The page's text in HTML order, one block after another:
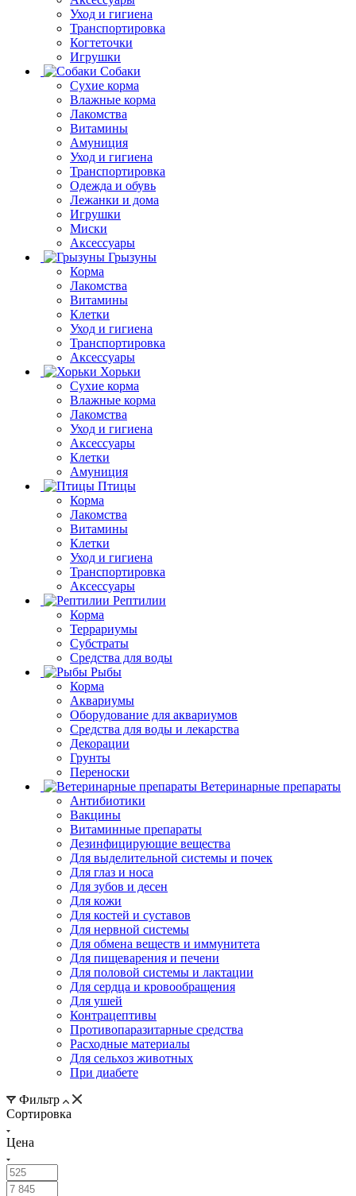
Уход и гигиена
Транспортировка
Когтеточки
Игрушки
Собаки
Сухие корма
Влажные корма
Лакомства
Витамины
Амуниция
Уход и гигиена
Транспортировка
Одежда и обувь
Лежанки и дома
Игрушки
Миски
Аксессуары
Грызуны
Корма
Лакомства
Витамины
Клетки
Уход и гигиена
Транспортировка
Аксессуары
Хорьки
Сухие корма
Влажные корма
Лакомства
Уход и гигиена
Аксессуары
Клетки
Амуниция
Птицы
Корма
Лакомства
Витамины
Клетки
Уход и гигиена
Транспортировка
Аксессуары
Рептилии
Корма
Террариумы
Субстраты
Средства для воды
Рыбы
Корма
Аквариумы
Оборудование для аквариумов
Средства для воды и лекарства
Декорации
Грунты
Переноски
Ветеринарные препараты
Антибиотики
Вакцины
Витаминные препараты
Дезинфицирующие вещества
Для выделительной системы и почек
Для глаз и носа
Для зубов и десен
Для кожи
Для костей и суставов
Для нервной системы
Для обмена веществ и иммунитета
Для пищеварения и печени
Для половой системы и лактации
Для сердца и кровообращения
Для ушей
Контрацептивы
Противопаразитарные средства
Расходные материалы
Для сельхоз животных
При диабете
Фильтр
Сортировка
Цена